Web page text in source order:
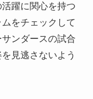
躍に関心を持つ
をチェックして
ンダースの試合
見逃さないよう